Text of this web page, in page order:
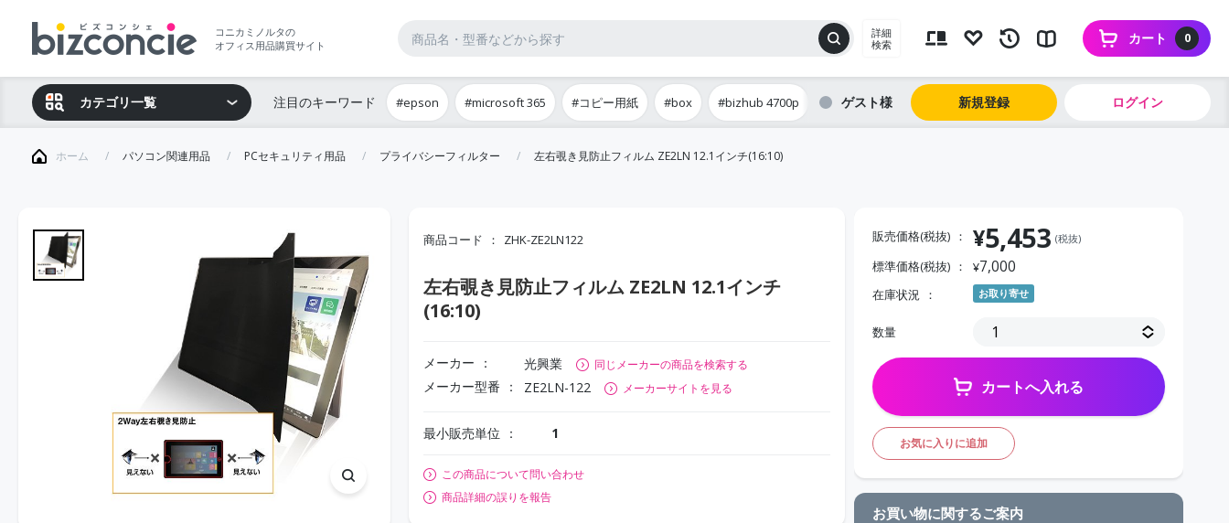
コニカミノルタの
オフィス用品購買サイト
詳細
検索
0
カート
カテゴリ一覧 注目のキーワード #epson #microsoft 365 #コピー用紙 #box #bizhub 4700p ゲスト 新規登録 ログイン
ホーム パソコン関連用品 PCセキュリティ用品 プライバシーフィルター 左右覗き見防止フィルム ZE2LN 12.1インチ(16:10)
商品コード ZHK-ZE2LN122
左右覗き見防止フィルム ZE2LN 12.1インチ
(16:10)
メーカー 光興業 同じメーカーの商品を検索する
メーカー型番 ZE2LN-122 メーカーサイトを見る
最小販売単位 1
この商品について問い合わせ
商品詳細の誤りを報告
販売価格(税抜) ¥5,453 (税抜)
標準価格(税抜) ¥7,000
在庫状況 お取り寄せ
数量
カートへ入れる
お気に入りに追加
お買い物に関するご案内